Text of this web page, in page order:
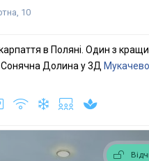
10
в Поляні. Один з
Сонячна Долина у 3Д